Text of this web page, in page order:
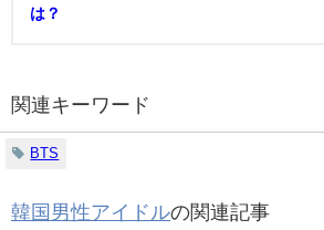
は？
関連キーワード
BTS
韓国男性アイドルの関連記事